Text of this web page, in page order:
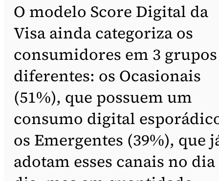
O modelo Score Digital da
Visa ainda categoriza os
consumidores em 3 grupos
diferentes: os Ocasionais
(51%), que possuem um
consumo digital
os Emergentes (39%), que
adotam esses canais no dia